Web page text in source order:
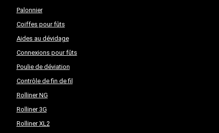
Palonnier
Coiffes pour fûts
Aides au dévidage
Connexions pour fûts
Poulie de déviation
Contrôle de fin de fil
Rolliner NG
Rolliner 3G
Rolliner XL2